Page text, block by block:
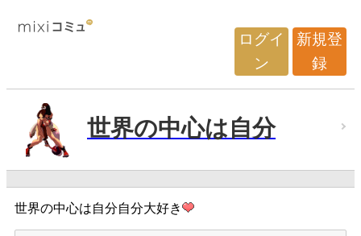
ログイ
ン
新規登
録
世界の中心は自分
世界の中心は自分自分大好き